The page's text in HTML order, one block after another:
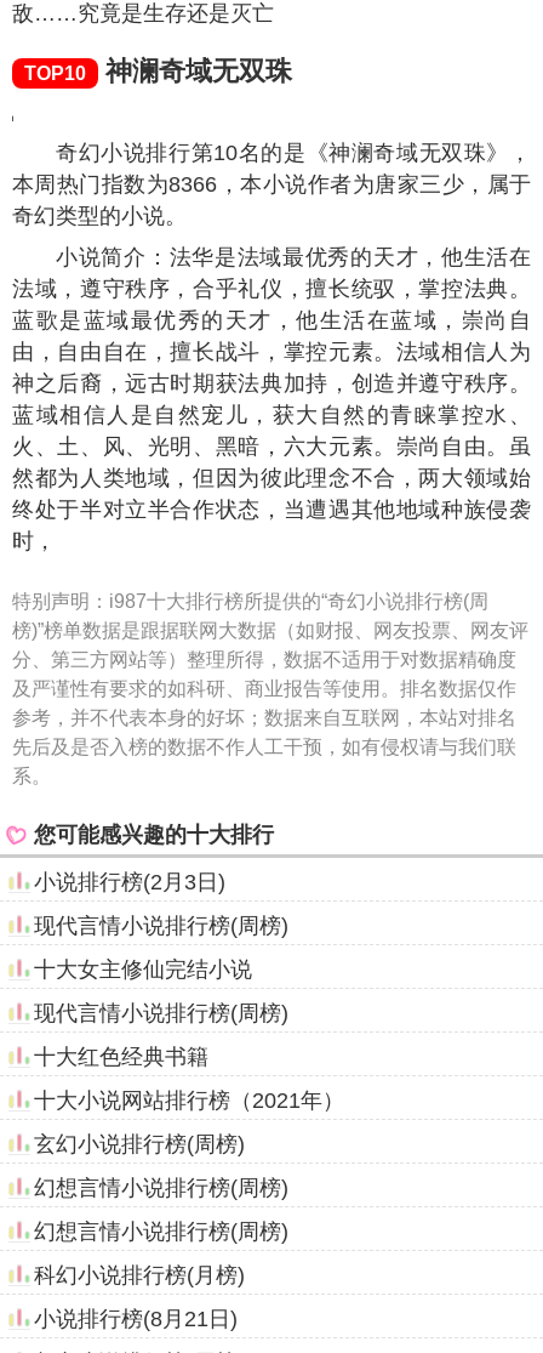
敌……究竟是生存还是灭亡
TOP10 神澜奇域无双珠
奇幻小说排行第10名的是《神澜奇域无双珠》，
本周热门指数为8366 ，本小说作者为唐家三少，属于
奇幻类型的小说。
小说简介：法华是法域最优秀的天才，他生活在
法域，遵守秩序，合乎礼仪，擅长统驭，掌控法典。
蓝歌是蓝域最优秀的天才，他生活在蓝域，崇尚自
由，自由自在，擅长战斗，掌控元素。法域相信人为
神之后裔，远古时期获法典加持，创造并遵守秩序。
蓝域相信人是自然宠儿，获大自然的青睐掌控水、
火、土、风、光明、黑暗，六大元素。崇尚自由。虽
然都为人类地域，但因为彼此理念不合，两大领域始
终处于半对立半合作状态，当遭遇其他地域种族侵袭
时，
特别声明： i987十大排行榜所提供的“奇幻小说排行榜(周
榜)”榜单数据是跟据联网大数据（如财报、网友投票、网友评
分、第三方网站等）整理所得，数据不适用于对数据精确度
及严谨性有要求的如科研、商业报告等使用。排名数据仅作
参考，并不代表本身的好坏；数据来自互联网，本站对排名
先后及是否入榜的数据不作人工干预，如有侵权请与我们联
系。
您可能感兴趣的十大排行
小说排行榜(2月3日)
现代言情小说排行榜(周榜)
十大女主修仙完结小说
现代言情小说排行榜(周榜)
十大红色经典书籍
十大小说网站排行榜（2021年）
玄幻小说排行榜(周榜)
幻想言情小说排行榜(周榜)
幻想言情小说排行榜(周榜)
科幻小说排行榜(月榜)
小说排行榜(8月21日)